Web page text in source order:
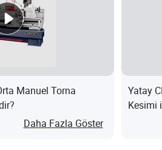
Manuel Torna
Daha Fazla Göster
Yatay
Kesimi